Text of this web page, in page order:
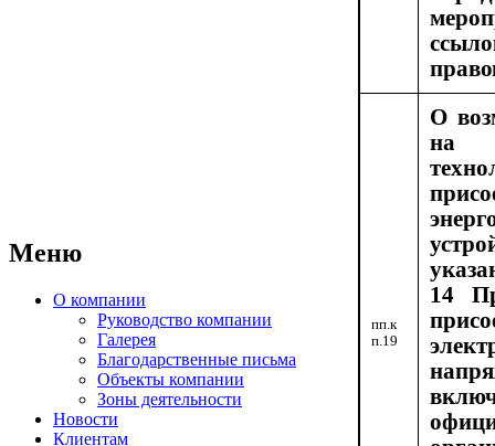
Меню
О компании
Руководство компании
Галерея
Благодарственные письма
Объекты компании
Зоны деятельности
Новости
Клиентам
пп.к
п.19
О
на
14